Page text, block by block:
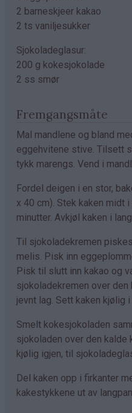
2 barneskjeer kakao
2 ts vaniljesukker
Sjokoladeglasur:
200 g kokesjokolade
2 ss smør
Fremgangsmåte
Mal mandlene og bland
eggehvitene stive. Tilsett
tykk marengs. Vend i
Fordel deigen i en stor,
x 40 cm). Stek kaken midt
minutter. Avkjøl kaken i
Til sjokoladekremen
melis. Pisk inn
Pisk til slutt inn kakao og
sjokoladekremen over den
jevnt lag. Sett kaken kjølig
Smelt kokesjokoladen
sjokoladen over den kalde
kjølig igjen, til
Del kaken opp i firkanter
kakestykkene ut av